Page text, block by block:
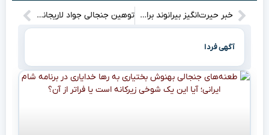
خبر حیرت‌انگیز بیرانوند برای تراکتوری‌ها: آغاز گفت‌وگوهای رسمی با استقلال! توهین جنجالی جواد لاریجانی به حسن روحانی درباره مواضع آمریکا: چه اتفاقاتی افتاده است؟
آگهی فردا